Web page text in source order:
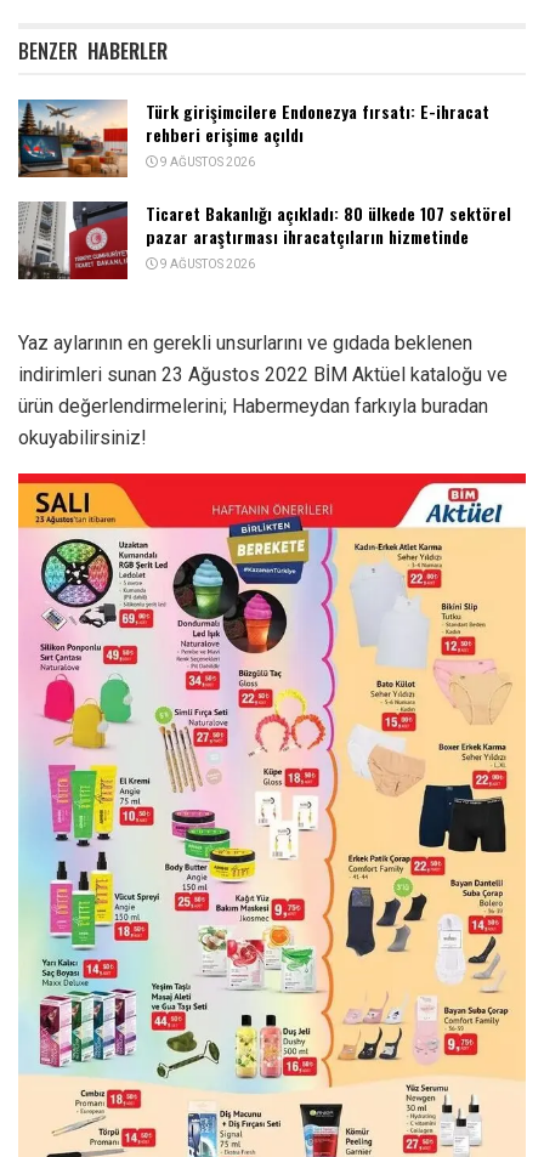
BENZER HABERLER
Türk girişimcilere Endonezya fırsatı: E-ihracat
rehberi erişime açıldı
9 AĞUSTOS 2026
Ticaret Bakanlığı açıkladı: 80 ülkede 107 sektörel
pazar araştırması ihracatçıların hizmetinde
9 AĞUSTOS 2026
Yaz aylarının en gerekli unsurlarını ve gıdada beklenen
indirimleri sunan 23 Ağustos 2022 BİM Aktüel kataloğu ve
ürün değerlendirmelerini; Habermeydan farkıyla buradan
okuyabilirsiniz!